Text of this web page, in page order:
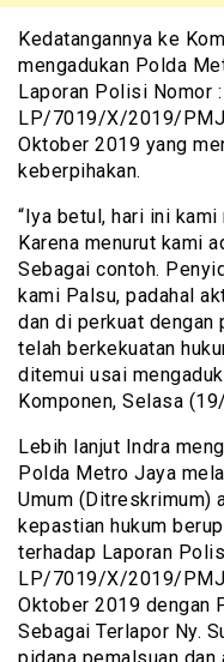
Kedatangannya ke
mengadukan Polda
Laporan Polisi Nomor :
LP/7019/X/2019/
Oktober 2019 yang
keberpihakan.
“Iya betul, hari ini
Karena menurut kami
Sebagai contoh.
kami Palsu, padahal
dan di perkuat dengan
telah berkekuatan
ditemui usai
Komponen, Selasa
Lebih lanjut Indra
Polda Metro Jaya
Umum (Ditreskrimum)
kepastian hukum
terhadap Laporan
LP/7019/X/2019/
Oktober 2019 dengan
Sebagai Terlapor Ny.